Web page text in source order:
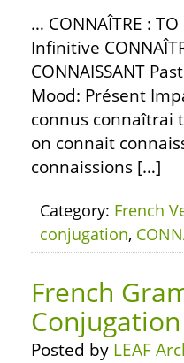
… CONNAÎTRE :
Infinitive
CONNAISSANT
Mood: Présent
connus connaîtrai
on connait
connaissions […]
Category: French
conjugation,
French
Posted by LEAF